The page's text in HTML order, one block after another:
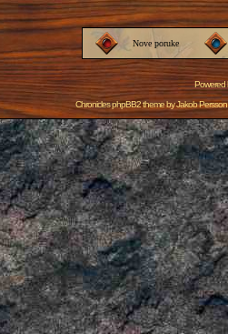
Nove poruke
Powered
Chronicles phpBB2 theme byJakob Persson